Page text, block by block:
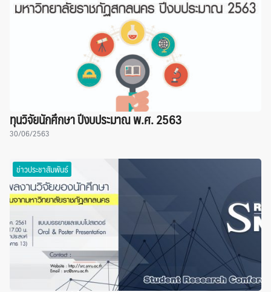
ทุนวิจัยนักศึกษา ปีงบประมาณ พ.ศ. 2563
30/06/2563
ข่าวประชาสัมพันธ์